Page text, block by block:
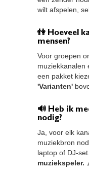
wilt afspelen,
👫 Hoeveel
mensen?
Voor groepen
muziekkanalen
een pakket
'Varianten'
🔊 Heb ik
nodig?
Ja, voor elk
muziekbron
laptop of DJ-set.
muziekspeler.